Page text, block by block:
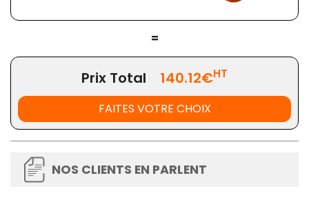
=
Prix Total 140.12€HT
FAITES VOTRE CHOIX
NOS CLIENTS EN PARLENT